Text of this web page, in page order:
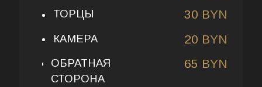
ТОРЦЫ 30 BYN
КАМЕРА 20 BYN
ОБРАТНАЯ
СТОРОНА
65 BYN